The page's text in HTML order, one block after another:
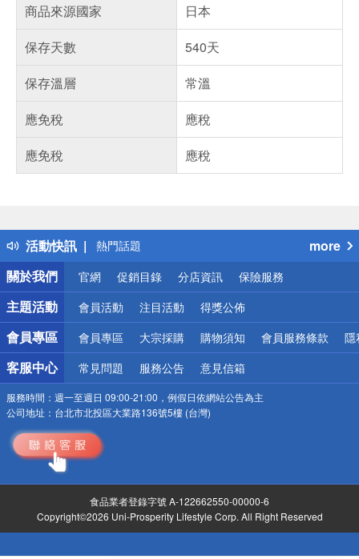
商品來源國家
日本
保存天數
540天
保存溫層
常溫
應免稅
應稅
應免稅
應稅
活動快訊
得獎公告
熱門話題
銀行優惠
偏遠地區配送
詐騙網頁！請小心！
more
關於我們
官網 促銷目錄 分店資訊 保險服務
主題活動 會員活動 注目活動 得獎公佈
會員專區 會員專區 大宗採購 購物須知 會員服務條款 隱
客服中心 常見問題 服務公告 意見信箱
服務時間： 週一至週日 09:00-21:00，例假日依網站公告為主
公司地址： 台北市北投區大業路136號5樓 (台灣)
食品業者登錄字號 A-122662550-00000-6
Copyright©2026 Uni-Prosperity Lifestyle Corp. All Right Reserved